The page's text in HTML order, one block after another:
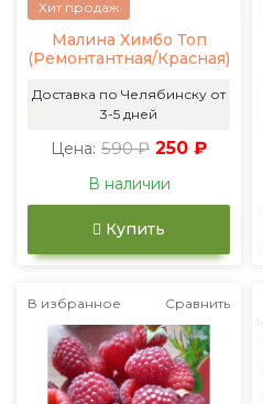
Хит продаж
Малина Химбо Топ
(Ремонтантная/Красная)
Доставка по Челябинску от
3-5 дней
Цена: 590 ₽ 250 ₽
В наличии
Купить
В избранное Сравнить